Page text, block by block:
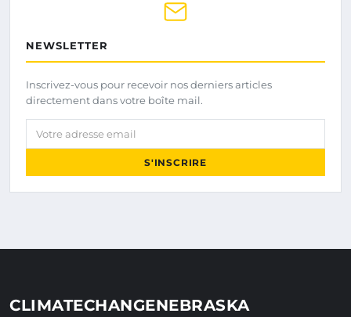
NEWSLETTER
Inscrivez-vous pour recevoir nos derniers articles
directement dans votre boîte mail.
Votre adresse email
S'INSCRIRE
CLIMATECHANGENEBRASKA